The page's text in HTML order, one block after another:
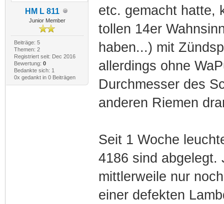
HM L 811
Junior Member
Beiträge: 5
Themen: 2
Registriert seit: Dec 2016
Bewertung: 0
Bedankte sich: 1
0x gedankt in 0 Beiträgen
etc. gemacht hatte,
tollen 14er
haben...) mit
allerdings ohne
Durchmesser des
anderen Riemen
Seit 1 Woche
4186 sind abgelegt.
mittlerweile nur
einer defekten